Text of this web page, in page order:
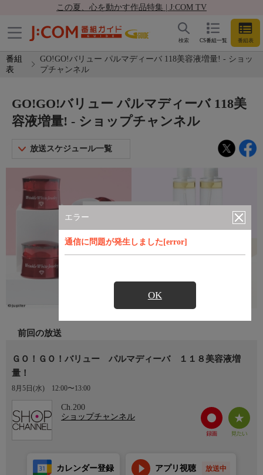
この夏、心を動かす作品特集 | J:COM TV
CS番組一覧 番組表
検索
番組
表
GO!GO!バリュー パルマディーバ 118美容液増量! - ショッ
プチャンネル
エラー
通信に問題が発生しました[error]
OK
GO!GO!バリュー パルマディーバ 118美
容液増量! - ショップチャンネル
放送スケジュール一覧
前回の放送
ＧＯ！ＧＯ！バリュー パルマディーバ １１８美容液増
量！
8月5日(水) 12:00〜13:00
Ch.200
ショップチャンネル
カレンダー登録 アプリ視聴 放送中